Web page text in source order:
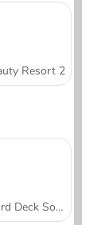
Resort 2
Word Deck Solitaire